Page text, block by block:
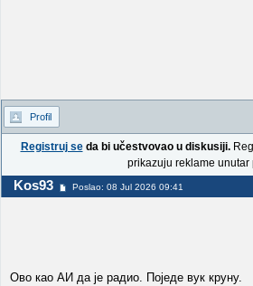
Profil
Registruj seda bi učestvovao u diskusiji.
prikazuju reklame unutar
Kos93 Poslao: 08 Jul 2026 09:41
Ово као АИ да је радио. Поједе вук круну.